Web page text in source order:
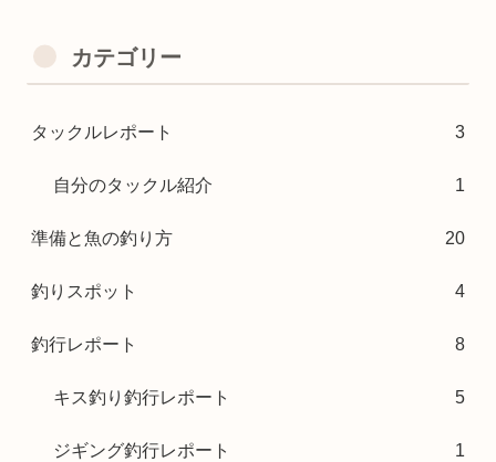
カテゴリー
タックルレポート 3
自分のタックル紹介 1
準備と魚の釣り方 20
釣りスポット 4
釣行レポート 8
キス釣り釣行レポート 5
ジギング釣行レポート 1